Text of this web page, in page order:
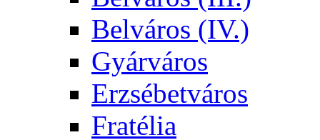
Belváros (IV.)
Gyárváros
Erzsébetváros
Fratélia